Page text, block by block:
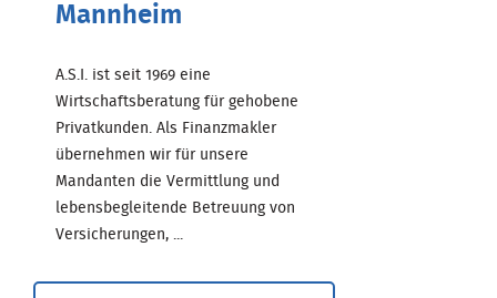
Mannheim
A.S.I. ist seit 1969 eine
Wirtschaftsberatung für gehobene
Privatkunden. Als Finanzmakler
übernehmen wir für unsere
Mandanten die Vermittlung und
lebensbegleitende Betreuung von
Versicherungen, ...